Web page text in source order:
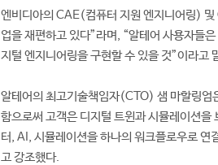
엔비디아의 CAE(컴퓨터 지원 엔지니어링)
업을 재편하고 있다”라며, “알테어 사용자들
지털 엔지니어링을 구현할 수 있을 것”이라고
알테어의 최고기술책임자(CTO) 샘 마할링엄
함으로써 고객은 디지털 트윈과 시뮬레이션을
터, AI, 시뮬레이션을 하나의 워크플로우로 연
고 강조했다.